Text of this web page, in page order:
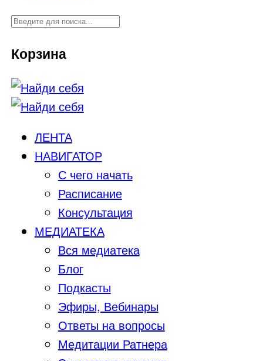
Корзина
ЛЕНТА
НАВИГАТОР
С чего начать
Расписание
Консультация
МЕДИАТЕКА
Вся медиатека
Блог
Подкасты
Эфиры, Вебинары
Ответы на вопросы
Медитации Ратнера